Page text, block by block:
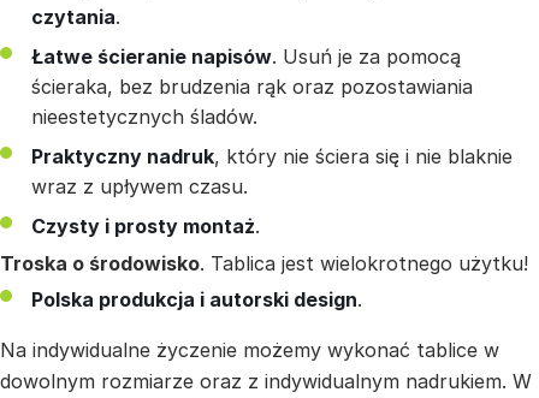
czytania.
Łatwe ścieranie napisów. Usuń je za pomocą
ścieraka, bez brudzenia rąk oraz pozostawiania
nieestetycznych śladów.
Praktyczny nadruk, który nie ściera się i nie blaknie
wraz z upływem czasu.
Czysty i prosty montaż.
Troska o środowisko. Tablica jest wielokrotnego użytku!
Polska produkcja i autorski design.
Na indywidualne życzenie możemy wykonać tablice w
dowolnym rozmiarze oraz z indywidualnym nadrukiem. W